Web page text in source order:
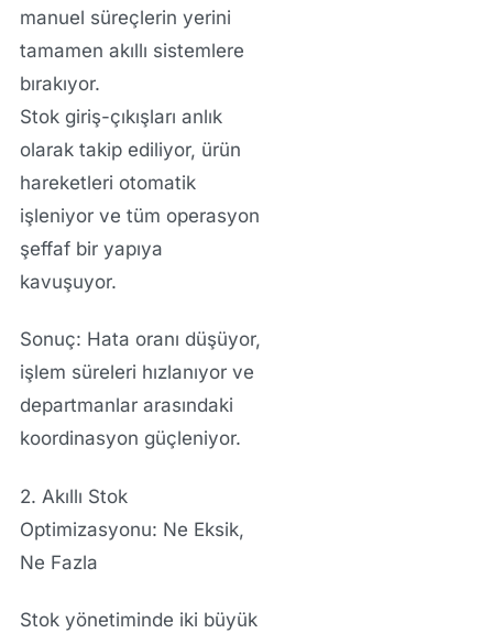
manuel süreçlerin yerini
tamamen akıllı sistemlere
bırakıyor.
Stok giriş-çıkışları anlık
olarak takip ediliyor, ürün
hareketleri otomatik
işleniyor ve tüm operasyon
şeffaf bir yapıya
kavuşuyor.
Sonuç: Hata oranı düşüyor,
işlem süreleri hızlanıyor ve
departmanlar arasındaki
koordinasyon güçleniyor.
2. Akıllı Stok
Optimizasyonu: Ne Eksik,
Ne Fazla
Stok yönetiminde iki büyük